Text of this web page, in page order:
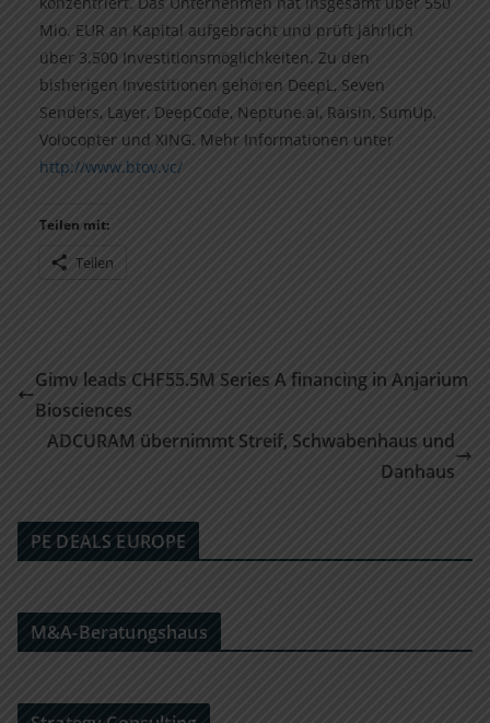
Mio. EUR an Kapital aufgebracht und prüft jährlich
über 3.500 Investitionsmöglichkeiten. Zu den
bisherigen Investitionen gehören DeepL, Seven
Senders, Layer, DeepCode, Neptune.ai, Raisin, SumUp,
Volocopter und XING. Mehr Informationen unter
http://www.btov.vc/
Teilen mit:
Teilen
Gimv leads CHF55.5M Series A financing in Anjarium
Biosciences
ADCURAM übernimmt Streif, Schwabenhaus und
Danhaus
PE DEALS EUROPE
M&A-Beratungshaus